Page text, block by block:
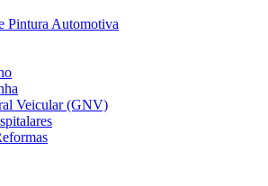
Pintura Automotiva
Veicular (GNV)